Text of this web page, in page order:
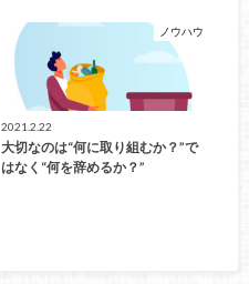
ノウハウ
2021.2.22
大切なのは“何に取り組むか？”で
はなく“何を辞めるか？”